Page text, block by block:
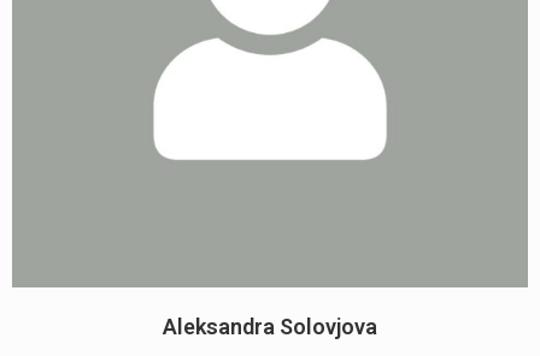
Aleksandra Solovjova